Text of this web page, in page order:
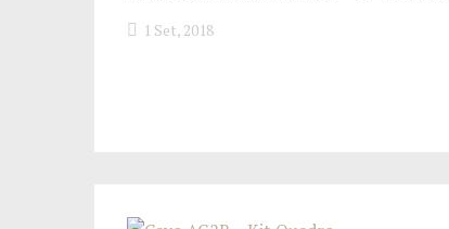
1 Set, 2018